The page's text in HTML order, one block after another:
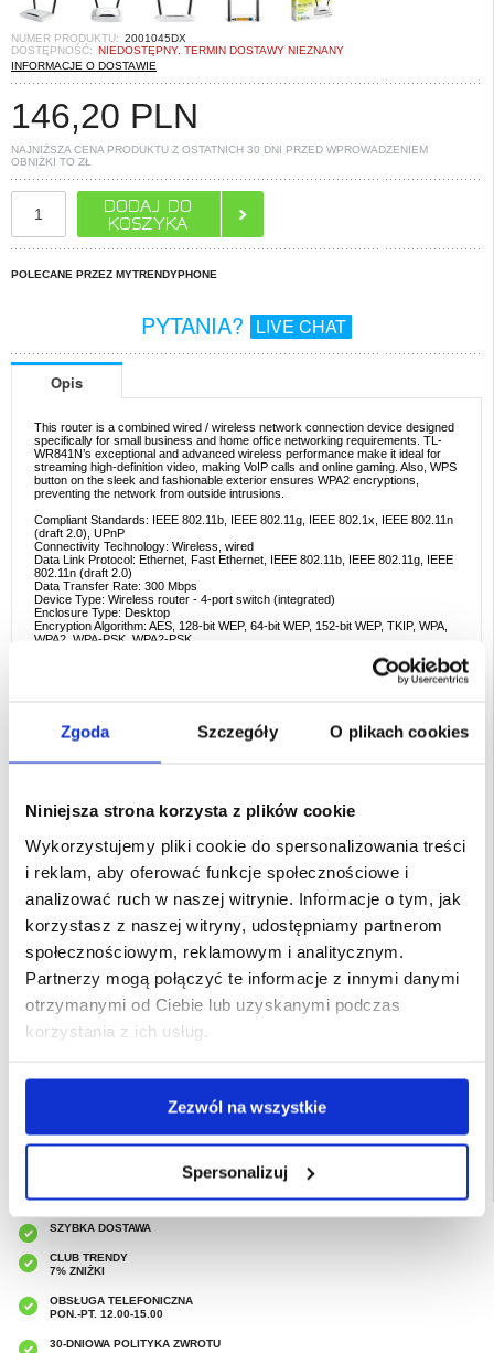
Zgoda Szczegóły O plikach cookies
Niniejsza strona korzysta z plików cookie
Wykorzystujemy pliki cookie do spersonalizowania treści
i reklam, aby oferować funkcje społecznościowe i
analizować ruch w naszej witrynie. Informacje o tym, jak
korzystasz z naszej witryny, udostępniamy partnerom
społecznościowym, reklamowym i analitycznym.
Partnerzy mogą połączyć te informacje z innymi danymi
otrzymanymi od Ciebie lub uzyskanymi podczas
korzystania z ich usług.
Zezwól na wszystkie
Spersonalizuj
NUMER PRODUKTU: 2001045DX
DOSTĘPNOŚĆ: NIEDOSTĘPNY. TERMIN DOSTAWY NIEZNANY
INFORMACJE O DOSTAWIE
146,20 PLN
NAJNIŻSZA CENA PRODUKTU Z OSTATNICH 30 DNI PRZED WPROWADZENIEM
OBNIŻKI TO ZŁ
POLECANE PRZEZ MYTRENDYPHONE
PYTANIA? LIVE CHAT
Opis
This router is a combined wired / wireless network connection device designed
specifically for small business and home office networking requirements. TL-
WR841N’s exceptional and advanced wireless performance make it ideal for
streaming high-definition video, making VoIP calls and online gaming. Also, WPS
button on the sleek and fashionable exterior ensures WPA2 encryptions,
preventing the network from outside intrusions.
Compliant Standards: IEEE 802.11b, IEEE 802.11g, IEEE 802.1x, IEEE 802.11n
(draft 2.0), UPnP
Connectivity Technology: Wireless, wired
Data Link Protocol: Ethernet, Fast Ethernet, IEEE 802.11b, IEEE 802.11g, IEEE
802.11n (draft 2.0)
Data Transfer Rate: 300 Mbps
Device Type: Wireless router - 4-port switch (integrated)
Enclosure Type: Desktop
Encryption Algorithm: AES, 128-bit WEP, 64-bit WEP, 152-bit WEP, TKIP, WPA,
WPA2, WPA-PSK, WPA2-PSK
uplink (auto MDI/MDI-X), dynamic DNS server, MAC address filtering, VPN
passthrough, URL filtering, IP address filtering, MIMO technology, virtual server
Routing Protocol: Static IP routing
Antenna Qty: 2
Directivity: Omni-directional
Gain Level: 3 dBi
Power Device: External power adapter
Software Included: Drivers & Utilities
Depth: 14 cm
Height: 2.8 cm
Humidity Range Operating: 10 - 90%
Max Operating Temperature: 40 °C
Min Operating Temperature: 0 °C
SZYBKA DOSTAWA
CLUB TRENDY
7% ZNIŻKI
OBSŁUGA TELEFONICZNA
PON.-PT. 12.00-15.00
30-DNIOWA POLITYKA ZWROTU